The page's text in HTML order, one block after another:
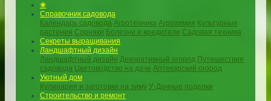
❀
Справочник садовода
Календарь садовода Агротехника Агрохимия Культурные
растения Сорняки Болезни и вредители Садовая техника
Секреты выращивания
Ландшафтный дизайн
Ландшафтный дизайн Декоративный огород Путешествия
садовода Цветоводство на даче Аптекарский огород
Уютный дом
Кулинария и заготовки на зиму У-Дачные поделки
Строительство и ремонт